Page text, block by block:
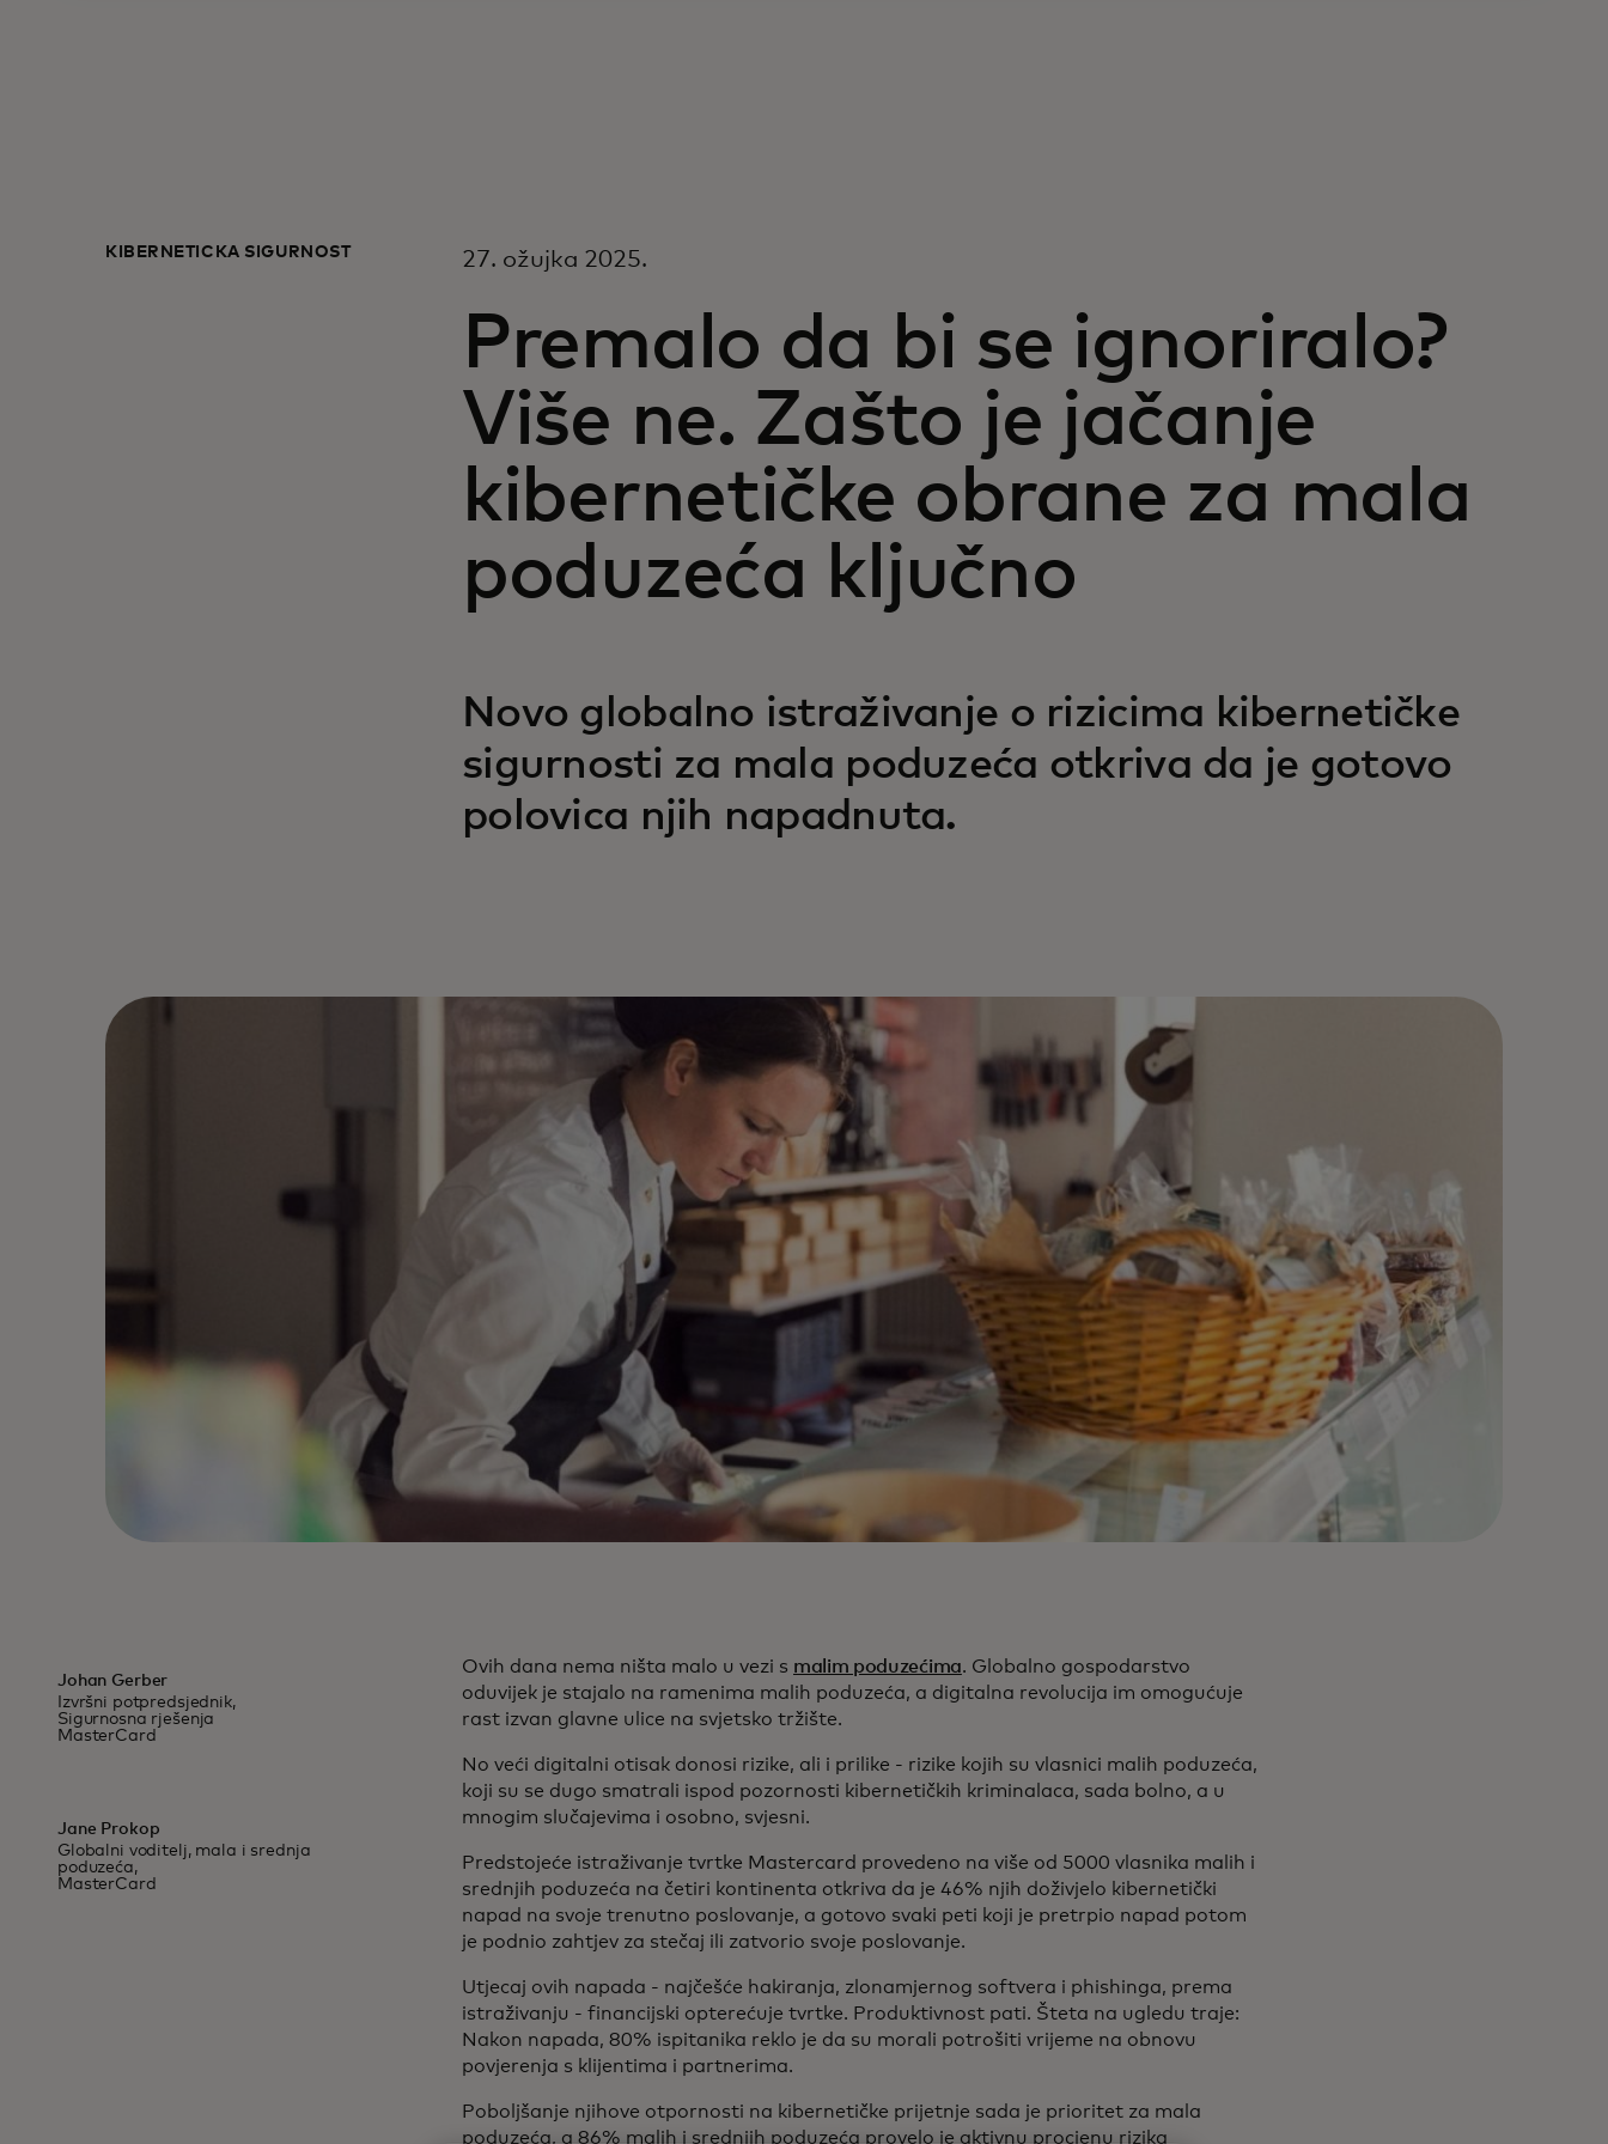
KIBERNETIČKA SIGURNOST 27. ožujka 2025.
Premalo da bi se ignoriralo?
Više ne. Zašto je jačanje
kibernetičke obrane za mala
poduzeća ključno
Novo globalno istraživanje o rizicima kibernetičke
sigurnosti za mala poduzeća otkriva da je gotovo
polovica njih napadnuta.
Johan Gerber
Izvršni potpredsjednik,
Sigurnosna rješenja
MasterCard
Jane Prokop
Globalni voditelj, mala i srednja
poduzeća,
MasterCard
Ovih dana nema ništa malo u vezi s malim poduzećima. Globalno gospodarstvo
oduvijek je stajalo na ramenima malih poduzeća, a digitalna revolucija im omogućuje
rast izvan glavne ulice na svjetsko tržište.
No veći digitalni otisak donosi rizike, ali i prilike - rizike kojih su vlasnici malih poduzeća,
koji su se dugo smatrali ispod pozornosti kibernetičkih kriminalaca, sada bolno, a u
mnogim slučajevima i osobno, svjesni.
Predstojeće istraživanje tvrtke Mastercard provedeno na više od 5000 vlasnika malih i
srednjih poduzeća na četiri kontinenta otkriva da je 46% njih doživjelo kibernetički
napad na svoje trenutno poslovanje, a gotovo svaki peti koji je pretrpio napad potom
je podnio zahtjev za stečaj ili zatvorio svoje poslovanje.
Utjecaj ovih napada - najčešće hakiranja, zlonamjernog softvera i phishinga, prema
istraživanju - financijski opterećuje tvrtke. Produktivnost pati. Šteta na ugledu traje:
Nakon napada, 80% ispitanika reklo je da su morali potrošiti vrijeme na obnovu
povjerenja s klijentima i partnerima.
Poboljšanje njihove otpornosti na kibernetičke prijetnje sada je prioritet za mala
poduzeća, a 86% malih i srednjih poduzeća provelo je aktivnu procjenu rizika